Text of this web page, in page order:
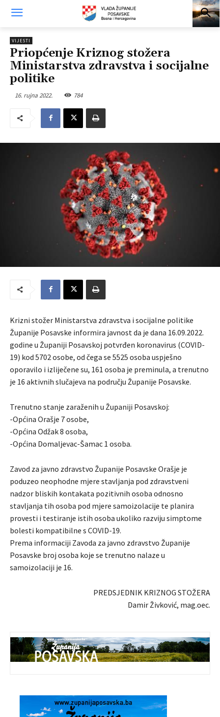
VIJESTI
Priopćenje Kriznog stožera
Ministarstva zdravstva i socijalne
politike
16. rujna 2022. 784
Krizni stožer Ministarstva zdravstva i socijalne politike
Županije Posavske informira javnost da je dana 16.09.2022.
godine u Županiji Posavskoj potvrđen koronavirus (COVID-
19) kod 5702 osobe, od čega se 5525 osoba uspješno
oporavilo i izliječene su, 161 osoba je preminula, a trenutno
je 16 aktivnih slučajeva na području Županije Posavske.
Trenutno stanje zaraženih u Županiji Posavskoj:
-Općina Orašje 7 osobe,
-Općina Odžak 8 osoba,
-Općina Domaljevac-Šamac 1 osoba.
Zavod za javno zdravstvo Županije Posavske Orašje je
poduzeo neophodne mjere stavljanja pod zdravstveni
nadzor bliskih kontakata pozitivnih osoba odnosno
stavljanja tih osoba pod mjere samoizolacije te planira
provesti i testiranje istih osoba ukoliko razviju simptome
bolesti kompatibilne s COVID-19.
Prema informaciji Zavoda za javno zdravstvo Županije
Posavske broj osoba koje se trenutno nalaze u
samoizolaciji je 16.
PREDSJEDNIK KRIZNOG STOŽERA
Damir Živković, mag.oec.